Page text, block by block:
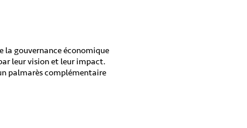
la gouvernance économique
leur vision et leur impact.
palmarès complémentaire